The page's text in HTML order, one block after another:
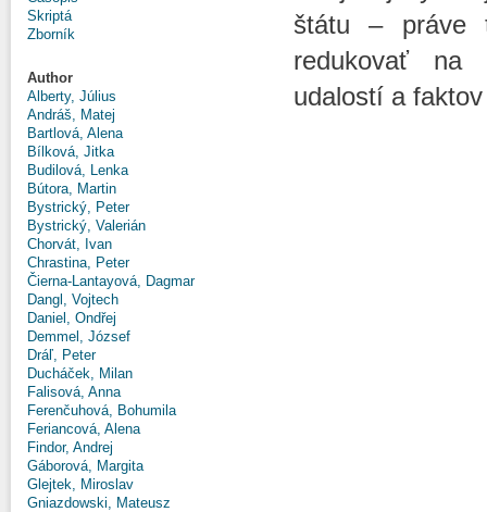
Skriptá
Zborník
Author
Alberty, Július
Andráš, Matej
Bartlová, Alena
Bílková, Jitka
Budilová, Lenka
Bútora, Martin
Bystrický, Peter
Bystrický, Valerián
Chorvát, Ivan
Chrastina, Peter
Čierna-Lantayová, Dagmar
Dangl, Vojtech
Daniel, Ondřej
Demmel, József
Dráľ, Peter
Ducháček, Milan
Falisová, Anna
Ferenčuhová, Bohumila
Feriancová, Alena
Findor, Andrej
Gáborová, Margita
Glejtek, Miroslav
Gniazdowski, Mateusz
štátu – práve
redukovať na
udalostí a